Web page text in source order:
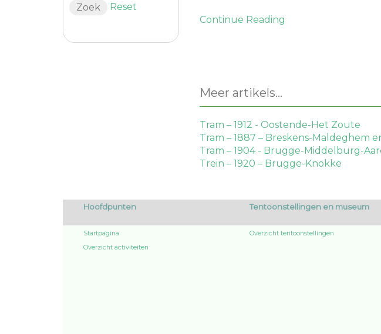
Continue Reading
Meer artikels...
Tram – 1912 - Oostende-Het Zoute
Tram – 1887 – Breskens-Maldeghem
Tram – 1904 - Brugge-Middelburg-
Trein – 1920 – Brugge-Knokke
Reset
Hoofdpunten Tentoonstellingen en museum
Startpagina
Overzicht activiteiten
Overzicht tentoonstellingen